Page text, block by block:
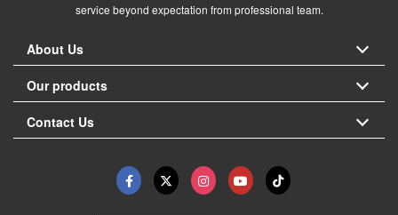
service beyond expectation from professional team.
About Us
Our products
Contact Us